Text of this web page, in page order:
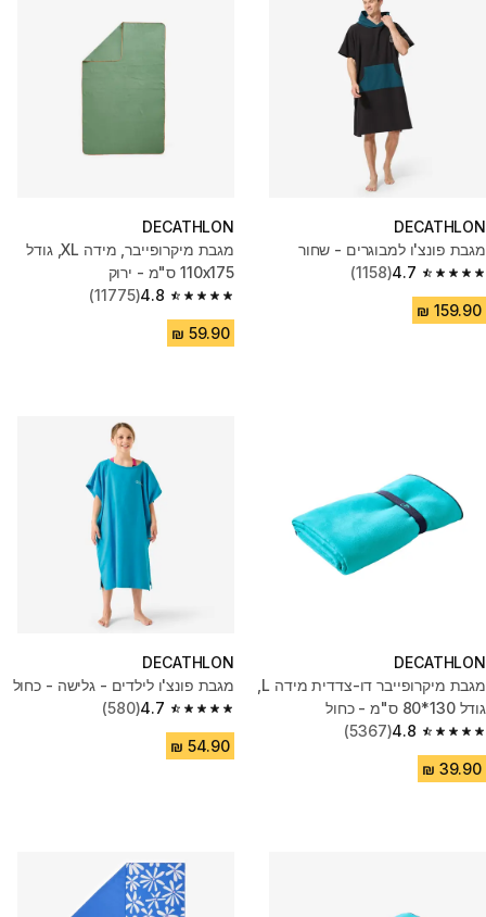
DECATHLON
מגבת פונצ'ו למבוגרים - שחור
4.7
4.7 out of 5 stars from 1158 reviews
(1158)
DECATHLON
מגבת מיקרופייבר, מידה XL, גודל
110x175 ס"מ - ירוק
4.8
4.8 out of 5 stars from 11775 reviews
(11775)
DECATHLON
גודל 130*80 ס"מ - כחול
4.8
4.8 out of 5 stars from 5367 reviews
(5367)
DECATHLON
מגבת פונצ'ו לילדים - גלישה - כחול
4.7
4.7 out of 5 stars from 580 reviews
(580)